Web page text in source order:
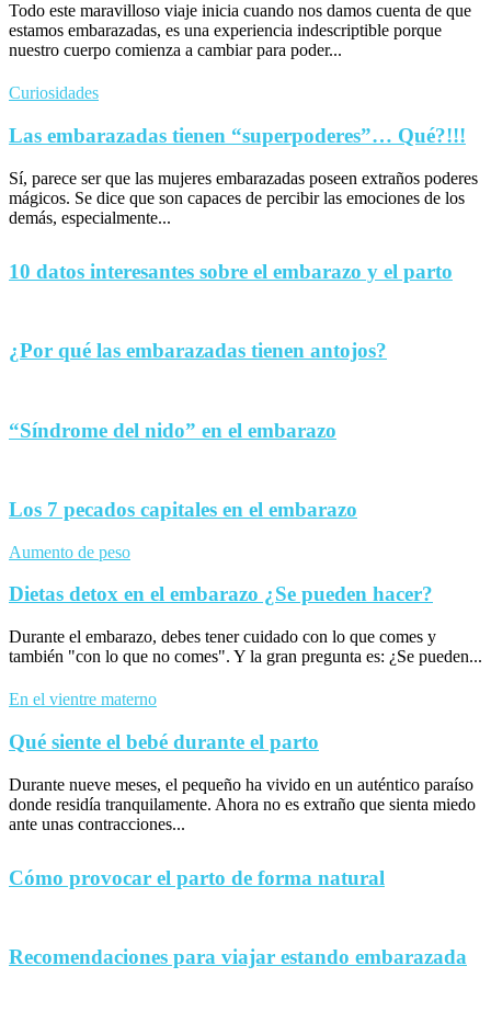
Todo este maravilloso viaje inicia cuando nos damos cuenta de que
estamos embarazadas, es una experiencia indescriptible porque
nuestro cuerpo comienza a cambiar para poder...
Curiosidades
Las embarazadas tienen “superpoderes”… Qué?!!!
Sí, parece ser que las mujeres embarazadas poseen extraños poderes
mágicos. Se dice que son capaces de percibir las emociones de los
demás, especialmente...
10 datos interesantes sobre el embarazo y el parto
¿Por qué las embarazadas tienen antojos?
“Síndrome del nido” en el embarazo
Los 7 pecados capitales en el embarazo
Aumento de peso
Dietas detox en el embarazo ¿Se pueden hacer?
Durante el embarazo, debes tener cuidado con lo que comes y
también "con lo que no comes". Y la gran pregunta es: ¿Se pueden...
En el vientre materno
Qué siente el bebé durante el parto
Durante nueve meses, el pequeño ha vivido en un auténtico paraíso
donde residía tranquilamente. Ahora no es extraño que sienta miedo
ante unas contracciones...
Cómo provocar el parto de forma natural
Recomendaciones para viajar estando embarazada